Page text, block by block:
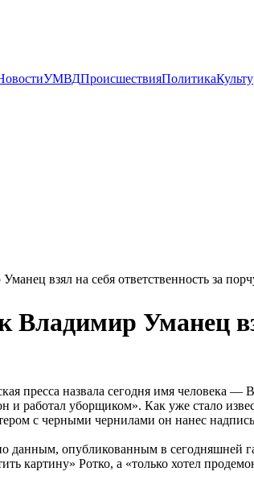
УМВДПроисшествияПолитика
взял на себя ответственность за
Владимир Уманец
пресса назвала сегодня имя человека
и работал уборщиком». Как уже стало
с черными чернилами он нанес
данным, опубликованным в сегодняшней
картину» Ротко, а «только хотел